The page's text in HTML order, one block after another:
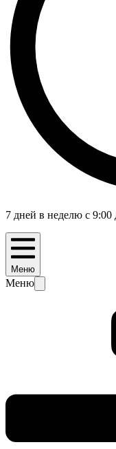
7 дней в неделю с 9:00
Меню
Меню